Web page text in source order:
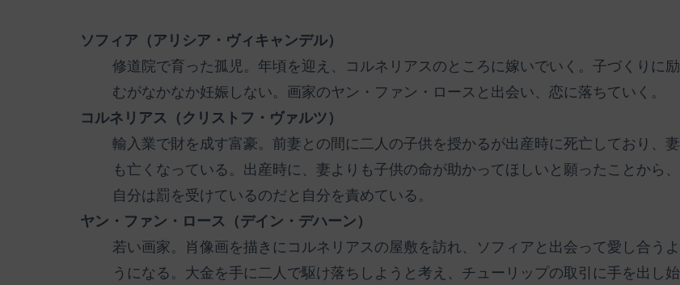
ソフィア（アリシア・ヴィキャンデル）
修道院で育った孤児。年頃を迎え、コルネリアスのところに嫁いでいく。子づくりに励
むがなかなか妊娠しない。画家のヤン・ファン・ロースと出会い、恋に落ちていく。
コルネリアス（クリストフ・ヴァルツ）
輸入業で財を成す富豪。前妻との間に二人の子供を授かるが出産時に死亡しており、妻
も亡くなっている。出産時に、妻よりも子供の命が助かってほしいと願ったことから、
自分は罰を受けているのだと自分を責めている。
ヤン・ファン・ロース（デイン・デハーン）
若い画家。肖像画を描きにコルネリアスの屋敷を訪れ、ソフィアと出会って愛し合うよ
うになる。大金を手に二人で駆け落ちしようと考え、チューリップの取引に手を出し始